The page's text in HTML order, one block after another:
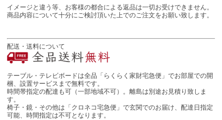
イメージと違う等、お客様の都合による返品は一切お受けできません。
商品内容について十分にご検討頂いた上でのご注文をお願い致します。
配送・送料について
テーブル・テレビボードは全品「らくらく家財宅急便」でお部屋での開
梱、設置サービスまで無料です。
時間帯指定の配達も可（一部地域不可）。離島は別途お見積り致しま
す。
椅子・鏡・その他は「クロネコ宅急便」で玄関でのお届け、配達日指定
可能、時間指定は不可となります。